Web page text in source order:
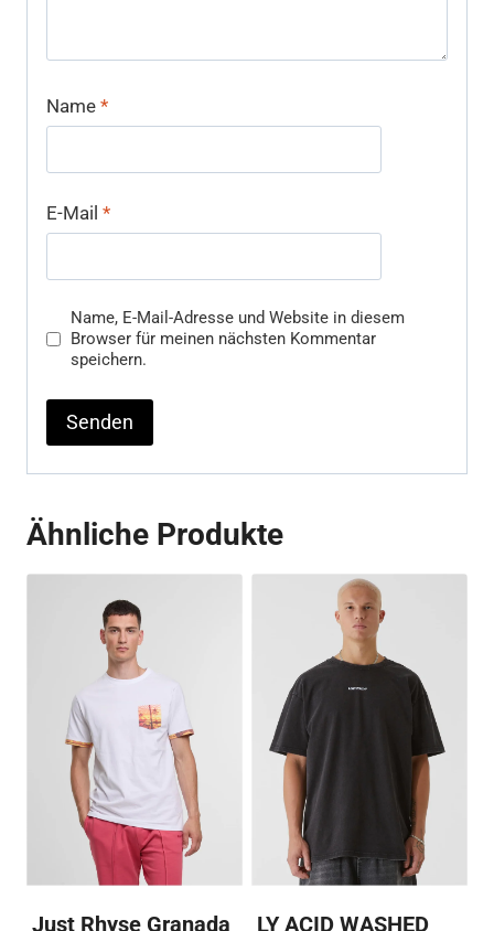
Name *
E-Mail *
Name, E-Mail-Adresse und Website in diesem
Browser für meinen nächsten Kommentar
speichern.
Ähnliche Produkte
Just Rhyse Granada LY ACID WASHED